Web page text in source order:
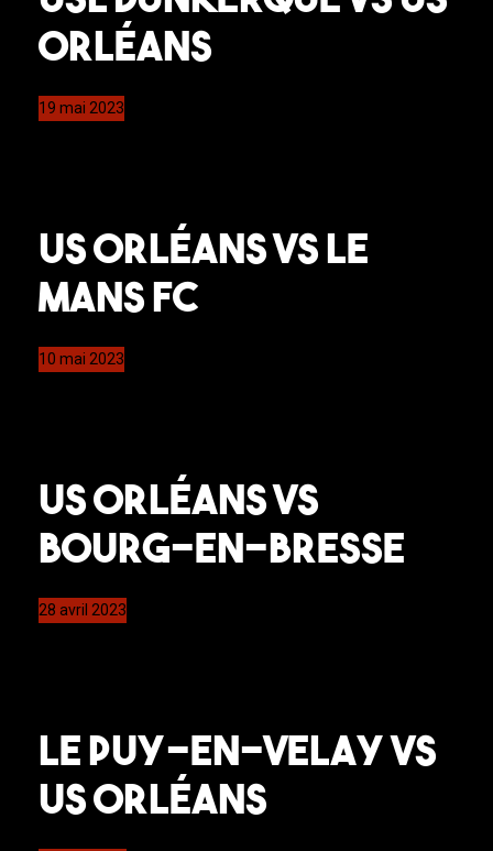
Orléans
19 mai 2023
US Orléans VS Le
Mans FC
10 mai 2023
US Orléans VS
Bourg-en-Bresse
28 avril 2023
Le Puy-en-Velay VS
US Orléans